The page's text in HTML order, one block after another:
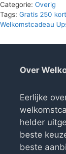
Categorie: Overig
Tags: Gratis 250
Welkomstcadeau
Over
Eerlijke
helder
beste
beste